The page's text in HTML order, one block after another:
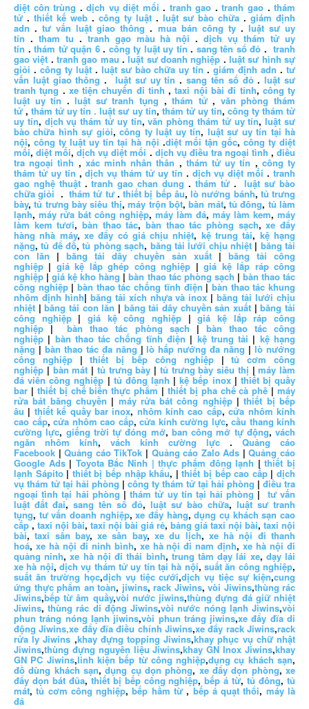
diệt côn trùng .dịch vụ diệt mối . tranh gao .tranh gao .thám
tử. thiết kế web . công ty luật . luật sư bào chữa .giám định
adn .tư vấn luật giao thông. mua bán công ty. luật sư uy
tín . tham tu .tranh gạo màu hà nội .dịch vụ thám tử uy
tín .thám tử quận 6. công ty luật uy tín . sang tên sổ đỏ .tranh
gao việt .tranh gao mau .luật sư doanh nghiệp .luật sư hình sự
giỏi . công ty luật. luật sư bào chữa uy tín .giám định adn .tư
vấn luật giao thông .luật sư uy tín .sang tên sổ đỏ.luật sư
tranh tụng . xe tiện chuyến đi tỉnh ,taxi nội bài đi tỉnh, công ty
luật uy tín .luật sư tranh tụng ,thám tử, văn phòng thám
tử,thám tử uy tín . luật sư uy tín, thám tử uy tín, công ty thám tử
uy tín, dịch vụ thám tử uy tín,văn phòng thám tử uy tín,luật sư
bào chữa hình sự giỏi,công ty luật uy tín, luật sư uy tín tại hà
nội,công ty luật uy tín tại hà nội .diệt mối tận gốc, công ty diệt
mối,diệt mối,dịch vụ diệt mối .dịch vụ điều tra ngoại tình ,điều
tra ngoại tình ,xác minh nhân thân ,thám tử uy tín , công ty
thám tử uy tín ,dịch vụ thám tử uy tín . dịch vụ diệt mối .tranh
gao nghệ thuật.tranh gao chan dung . thám tử.luật sư bào
chữa giỏi .thám tử tư.thiết bị bếp âu,lò nướng bánh, tủ trưng
bày,tủ trưng bày siêu thị,máy trộn bột,bàn mát,tủ đông, tủ làm
lạnh, máy rửa bát công nghiệp, máy làm đá, máy làm kem, máy
làm kem tươi,bàn thao tác,bàn thao tác phòng sạch,xe đẩy
hàng nhà máy, xe đẩy có giá chịu nhiệt, kệ trung tải, kệ hạng
nặng,tủ để đồ,tủ phòng sạch, băng tải lưới chịu nhiệt| băng tải
con lăn | băng tải dây chuyền sản xuất | băng tải công
nghiệp | giá kệ lắp ghép công nghiệp |giá kệ lắp ráp công
nghiệp |giá kệ kho hàng |bàn thao tác phòng sạch | bàn thao tác
công nghiệp|bàn thao tác chống tĩnh điện |bàn thao tác khung
nhôm định hình| băng tải xích nhựa và inox|băng tải lưới chịu
nhiệt |băng tải con lăn | băng tải dây chuyền sản xuất |băng tải
công nghiệp|giá kệ công nghiệp |giá kệ lắp ráp công
nghiệp |bàn thao tác phòng sạch| bàn thao tác công
nghiệp | bàn thao tác chống tĩnh điện | kệ trung tải | kệ hạng
nặng| bàn thao tác đa năng|lò hấp nướng đa năng |lò nướng
công nghiệp|thiết bị bếp công nghiệp|tủ cơm công
nghiệp |bàn mát | tủ trưng bày | tủ trưng bày siêu thị |máy làm
đá viên công nghiệp | tủ đông lạnh |kệ bếp inox| thiết bị quầy
bar | thiết bị chế biến thực phẩm | thiết bị pha chế cà phê| máy
rửa bát băng chuyền | máy rửa bát công nghiệp|thiết bị bếp
âu | thiết kế quầy bar inox, nhôm kính cao cấp,cửa nhôm kính
cao cấp, cửa nhôm cao cấp, cửa kính cường lực, cầu thang kính
cường lực, giếng trời tự đóng mở, ban công mở tự động, vách
ngăn nhôm kính, vách kính cường lực .Quảng cáo
Facebook |Quảng cáo TikTok | Quảng cáo Zalo Ads |Quảng cáo
Google Ads| Toyota Bắc Ninh | thực phẩm đông lạnh |thiết bị
lạnh Sápito |thiết bị bếp nhập khẩu, |thiết bị bếp cao cấp|dịch
vụ thám tử tại hải phòng | công ty thám tử tại hải phòng |điều tra
ngoại tình tại hải phòng |thám tử uy tín tại hải phòng | tư vấn
luật đất đai, sang tên sổ đỏ, luật sư bào chữa, luật sư tranh
tụng, tư vấn doanh nghiệp,xe đẩy hàng,dụng cụ khách sạn cao
cấp, taxi nội bài, taxi nội bài giá rẻ, bảng giá taxi nội bài, taxi nội
bài,taxi sân bay,xe sân bay,xe du lịch, xe hà nội đi thanh
hoá, xe hà nội đi ninh bình, xe hà nội đi nam định,xe hà nội đi
quảng ninh,xe hà nội đi thái bình, trung tâm dạy lái xe, dạy lái
xe hà nội,dịch vụ thám tử uy tín tại hà nội,suất ăn công nghiệp,
suất ăn trường học,dịch vụ tiệc cưới,dịch vụ tiệc sự kiện,cung
ứng thực phẩm an toàn, jiwins, rack Jiwins, vòi Jiwins,thùng rác
Jiwins,bếp từ âm quầy,vòi nước jiwins,thùng đựng đá giữ nhiệt
Jiwins,thùng rác di động Jiwins,vòi nước nóng lạnh Jiwins,vòi
phun tráng nóng lạnh jiwins,vòi phun tráng jiwins,xe đẩy đĩa di
động Jiwins,xe đẩy đĩa điều chỉnh Jiwins,xe đẩy rack Jiwins,rack
rửa ly Jiwins ,khay đựng topping Jiwins,khay phục vụ chữ nhật
Jiwins,thùng đựng nguyên liệu Jiwins,khay GN Inox Jiwins,khay
GN PC Jiwins,linh kiện bếp từ công nghiệp,dụng cụ khách sạn,
đồ dùng khách sạn,dụng cụ dọn phòng,xe đẩy dọn phòng,xe
đẩy dọn bát đũa,thiết bị bếp công nghiệp,bếp á từ,tủ đông,tủ
mát,tủ cơm công nghiệp,bếp hầm từ ,bếp á quạt thổi, máy là
đá